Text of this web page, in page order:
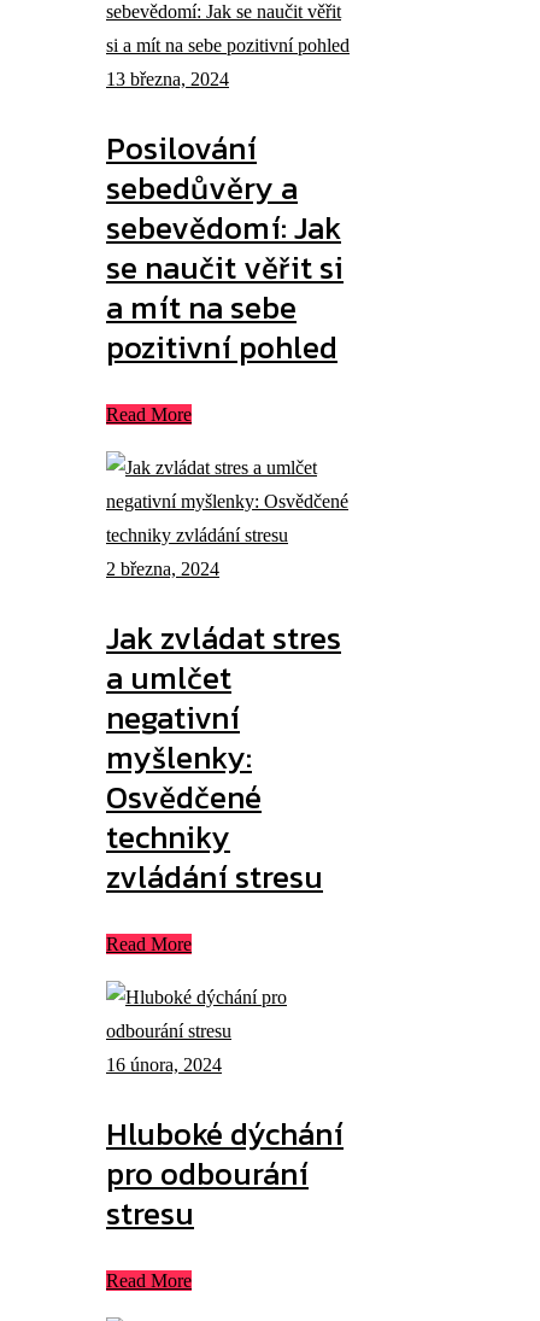
13 března, 2024
Posilování
sebedůvěry a
sebevědomí: Jak
se naučit věřit si
a mít na sebe
pozitivní pohled
Read More
2 března, 2024
Jak zvládat stres
a umlčet
negativní
myšlenky:
Osvědčené
techniky
zvládání stresu
Read More
16 února, 2024
Hluboké dýchání
pro odbourání
stresu
Read More